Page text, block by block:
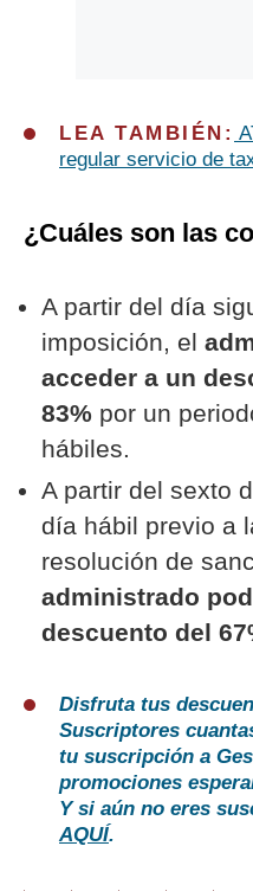
LEA TAMBIÉN:
regular servicio de
¿Cuáles son las
A partir del día
imposición, el
acceder a un
83% por un
hábiles.
A partir del sexto
día hábil previo a
resolución de
administrado
descuento del
Disfruta tus
Suscriptores
tu suscripción a
promociones
Y si aún no eres
AQUÍ.